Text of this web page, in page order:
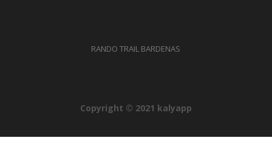
RANDO TRAIL BARDENAS
Copyright © 2021 kalyapp